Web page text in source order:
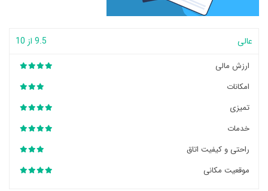
عالی 9.5 از 10
ارزش مالی
امکانات
تمیزی
خدمات
راحتی و کیفیت اتاق
موقعیت مکانی